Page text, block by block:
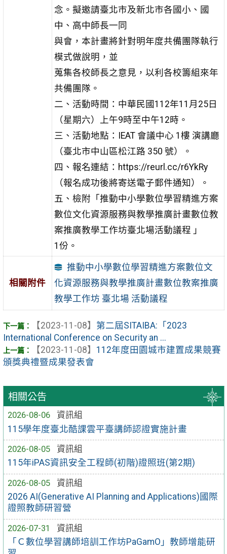
相關公告
2026-08-06
資訊組
115學年度臺北酷課雲平臺講師認證實施計畫
2026-08-05
資訊組
115年iPAS資訊安全工程師(初階)證照班(第2期)
2026-08-05
資訊組
2026 AI(Generative AI Planning and Applications)國際
證照教師研習營
2026-07-31
資訊組
「Ｃ數位學習講師培訓工作坊PaGamO」教師增能研
念。擬邀請臺北市及新北市各國小、國
中、高中師長一同
與會，本計畫將針對明年度共備團隊執行
模式做說明，並
蒐集各校師長之意見，以利各校籌組來年
共備團隊。
二、活動時間：中華民國112年11月25日
（星期六）上午9時至中午12時。
三、活動地點：IEAT 會議中心 1樓 演講廳
（臺北市中山區松江路 350 號）。
四、報名連結：https://reurl.cc/r6YkRy
（報名成功後將寄送電子郵件通知）。
五、檢附「推動中小學數位學習精進方案
數位文化資源服務與教學推廣計畫數位教
案推廣教學工作坊臺北場活動議程 」
1份。
相關附件
推動中小學數位學習精進方案數位文
化資源服務與教學推廣計畫數位教案推廣
教學工作坊 臺北場 活動議程
【2023-11-08】 第二屆SITAIBA:「2023
International Conference on Security an ...
【2023-11-08】 112年度田園城市建置成果競賽
頒獎典禮暨成果發表會